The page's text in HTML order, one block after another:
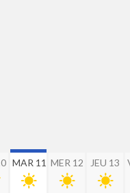
MAR 11 MER 12 JEU 13